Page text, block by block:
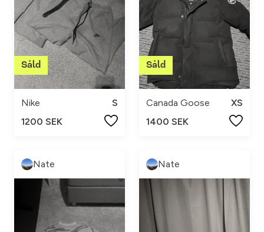
Nike
S
1200 SEK
Canada Goose
XS
1400 SEK
Nate Nate